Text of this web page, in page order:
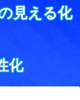
見える化
化